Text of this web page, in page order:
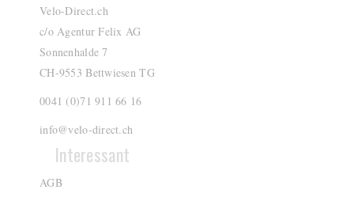
Velo-Direct.ch
c/o Agentur Felix AG
Sonnenhalde 7
CH-9553 Bettwiesen TG
0041 (0)71 911 66 16
info@velo-direct.ch
Interessant
AGB